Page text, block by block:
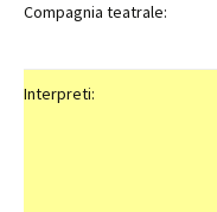
Compagnia teatrale:
Interpreti: